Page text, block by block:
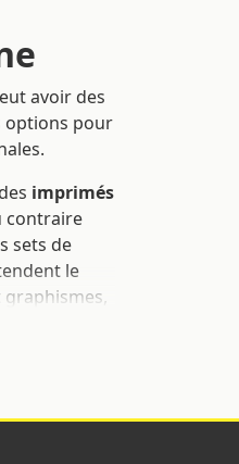
avoir des
options pour
imprimés
contraire
sets de
le
graphismes,
les